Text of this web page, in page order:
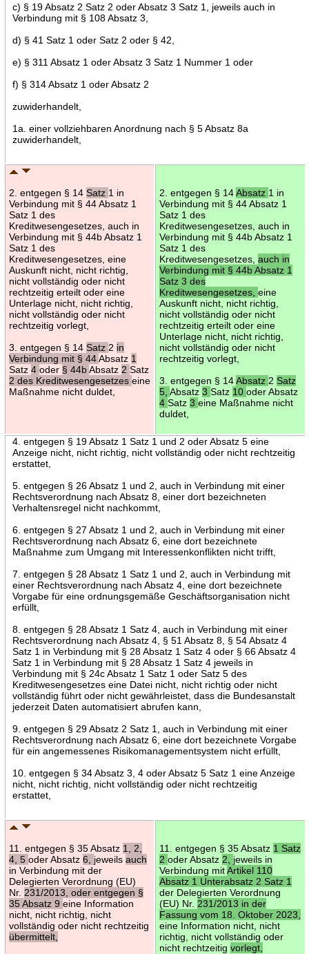
c) § 19 Absatz 2 Satz 2 oder Absatz 3 Satz 1, jeweils auch in
Verbindung mit § 108 Absatz 3,
d) § 41 Satz 1 oder Satz 2 oder § 42,
e) § 311 Absatz 1 oder Absatz 3 Satz 1 Nummer 1 oder
f) § 314 Absatz 1 oder Absatz 2
zuwiderhandelt,
1a. einer vollziehbaren Anordnung nach § 5 Absatz 8a
zuwiderhandelt,
2. entgegen § 14 Satz 1 in
Verbindung mit § 44 Absatz 1
Satz 1 des
Kreditwesengesetzes, auch in
Verbindung mit § 44b Absatz 1
Satz 1 des
Kreditwesengesetzes, eine
Auskunft nicht, nicht richtig,
nicht vollständig oder nicht
rechtzeitig erteilt oder eine
Unterlage nicht, nicht richtig,
nicht vollständig oder nicht
rechtzeitig vorlegt,
3. entgegen § 14 Satz 2 in
Verbindung mit § 44Absatz 1
Satz 4 oder § 44bAbsatz 2 Satz
2 des Kreditwesengesetzes eine
Maßnahme nicht duldet,
2. entgegen § 14Absatz 1 in
Verbindung mit § 44 Absatz 1
Satz 1 des
Kreditwesengesetzes, auch in
Verbindung mit § 44b Absatz 1
Satz 1 des
Kreditwesengesetzes, auch in
Verbindung mit § 44b Absatz 1
Satz 3 des
Kreditwesengesetzes, eine
Auskunft nicht, nicht richtig,
nicht vollständig oder nicht
rechtzeitig erteilt oder eine
Unterlage nicht, nicht richtig,
nicht vollständig oder nicht
rechtzeitig vorlegt,
3. entgegen § 14Absatz 2 Satz
5, Absatz 3 Satz 10 oder Absatz
4 Satz 3 eine Maßnahme nicht
duldet,
4. entgegen § 19 Absatz 1 Satz 1 und 2 oder Absatz 5 eine
Anzeige nicht, nicht richtig, nicht vollständig oder nicht rechtzeitig
erstattet,
5. entgegen § 26 Absatz 1 und 2, auch in Verbindung mit einer
Rechtsverordnung nach Absatz 8, einer dort bezeichneten
Verhaltensregel nicht nachkommt,
6. entgegen § 27 Absatz 1 und 2, auch in Verbindung mit einer
Rechtsverordnung nach Absatz 6, eine dort bezeichnete
Maßnahme zum Umgang mit Interessenkonflikten nicht trifft,
7. entgegen § 28 Absatz 1 Satz 1 und 2, auch in Verbindung mit
einer Rechtsverordnung nach Absatz 4, eine dort bezeichnete
Vorgabe für eine ordnungsgemäße Geschäftsorganisation nicht
erfüllt,
8. entgegen § 28 Absatz 1 Satz 4, auch in Verbindung mit einer
Rechtsverordnung nach Absatz 4, § 51 Absatz 8, § 54 Absatz 4
Satz 1 in Verbindung mit § 28 Absatz 1 Satz 4 oder § 66 Absatz 4
Satz 1 in Verbindung mit § 28 Absatz 1 Satz 4 jeweils in
Verbindung mit § 24c Absatz 1 Satz 1 oder Satz 5 des
Kreditwesengesetzes eine Datei nicht, nicht richtig oder nicht
vollständig führt oder nicht gewährleistet, dass die Bundesanstalt
jederzeit Daten automatisiert abrufen kann,
9. entgegen § 29 Absatz 2 Satz 1, auch in Verbindung mit einer
Rechtsverordnung nach Absatz 6, eine dort bezeichnete Vorgabe
für ein angemessenes Risikomanagementsystem nicht erfüllt,
10. entgegen § 34 Absatz 3, 4 oder Absatz 5 Satz 1 eine Anzeige
nicht, nicht richtig, nicht vollständig oder nicht rechtzeitig
erstattet,
11. entgegen § 35 Absatz 1, 2,
4, 5 oder Absatz 6, jeweils auch
in Verbindung mit der
Delegierten Verordnung (EU)
Nr. 231/2013, oder entgegen §
35 Absatz 9 eine Information
nicht, nicht richtig, nicht
vollständig oder nicht rechtzeitig
übermittelt,
11. entgegen § 35 Absatz 1 Satz
2 oder Absatz 2, jeweils in
Verbindung mitArtikel 110
Absatz 1 Unterabsatz 2 Satz 1
der Delegierten Verordnung
(EU) Nr. 231/2013 in der
Fassung vom 18. Oktober 2023,
eine Information nicht, nicht
richtig, nicht vollständig oder
nicht rechtzeitig vorlegt,